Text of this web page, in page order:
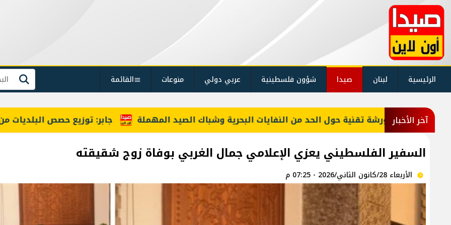
الرئيسية لبنان صيدا شؤون فلسطينية عربي دولي منوعات القائمة بحث
آخر الأخبار جابر: توزيع حصص البلديات من إيرادات الهاتف الثابت قريباً من النفايات البحرية وشباك الصيد المهملة
السفير الفلسطيني يعزي الإعلامي جمال الغربي بوفاة زوج شقيقته
الأربعاء 28/كانون الثاني/2026 - 07:25 م